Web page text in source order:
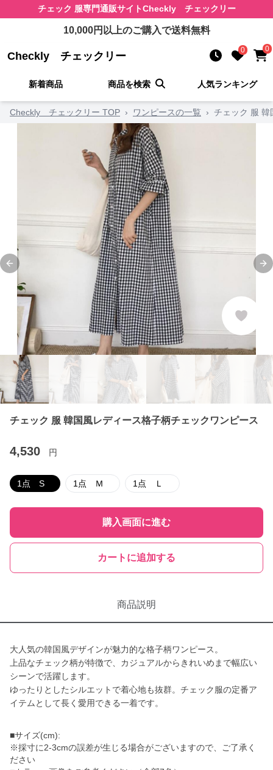
チェック 服専門通販サイトCheckly チェックリー
10,000円以上のご購入で送料無料
Checkly チェックリー 0 0
新着商品 商品を検索 人気ランキング
Checkly チェックリー TOP › ワンピースの一覧 › チェック 服
Previous slide
チェック 服 韓国風レディース格子柄チェックワンピース
4,530 円
1点 S 1点 Ｍ 1点 Ｌ
購入画面に進む
カートに追加する
商品説明
大人気の韓国風デザインが魅力的な格子柄ワンピース。
上品なチェック柄が特徴で、カジュアルからきれいめまで幅広い
シーンで活躍します。
ゆったりとしたシルエットで着心地も抜群。チェック服の定番ア
イテムとして長く愛用できる一着です。
■サイズ(cm):
※採寸に2-3cmの誤差が生じる場合がございますので、ご了承く
ださい